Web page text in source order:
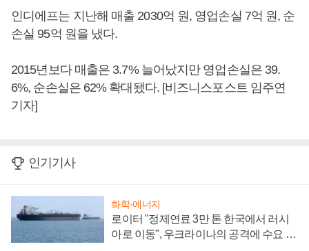
인디에프는 지난해 매출 2030억 원, 영업손실 7억 원, 순
손실 95억 원을 냈다.
2015년보다 매출은 3.7% 늘어났지만 영업손실은 39.
6%, 순손실은 62% 확대됐다. [비즈니스포스트 임주연
기자]
인기기사
화학·에너지
로이터 "정제연료 3만 톤 한국에서 러시
아로 이동", 우크라이나의 공격에 수요 늘